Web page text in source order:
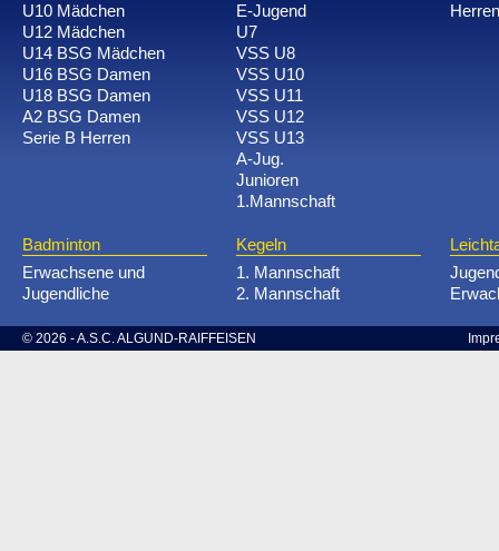
U10 Mädchen
U12 Mädchen
U14 BSG Mädchen
U16 BSG Damen
U18 BSG Damen
A2 BSG Damen
Serie B Herren
E-Jugend
U7
VSS U8
VSS U10
VSS U11
VSS U12
VSS U13
A-Jug.
Junioren
1.Mannschaft
Herren
Badminton
Erwachsene und
Jugendliche
Kegeln
1. Mannschaft
2. Mannschaft
© 2026 - A.S.C. ALGUND-RAIFFEISEN